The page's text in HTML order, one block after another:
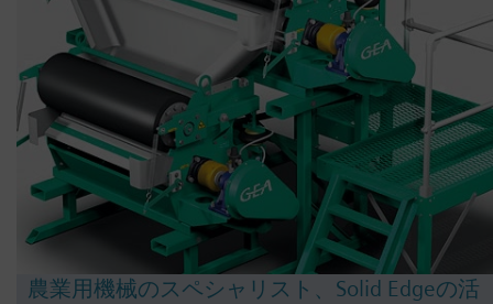
農業用機械のスペシャリスト、Solid Edgeの活